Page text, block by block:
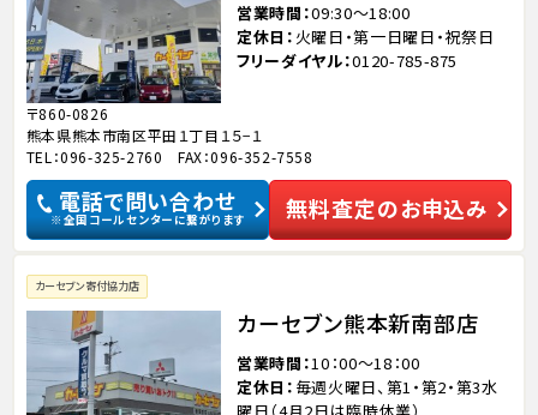
営業時間 09:30～18:00
定休日
火曜日・第一日曜日・祝祭日
フリーダイヤル 0120-785-875
〒860-0826
熊本県熊本市南区平田１丁目１５−１
TEL：096-325-2760 FAX：096-352-7558
電話で問い合わせ
※全国コールセンターに繋がります 無料査定のお申込み
カーセブン寄付協力店
カーセブン熊本新南部店
営業時間 10：00～18：00
定休日
毎週火曜日、第1・第2・第3水
曜日（4月2日は臨時休業）